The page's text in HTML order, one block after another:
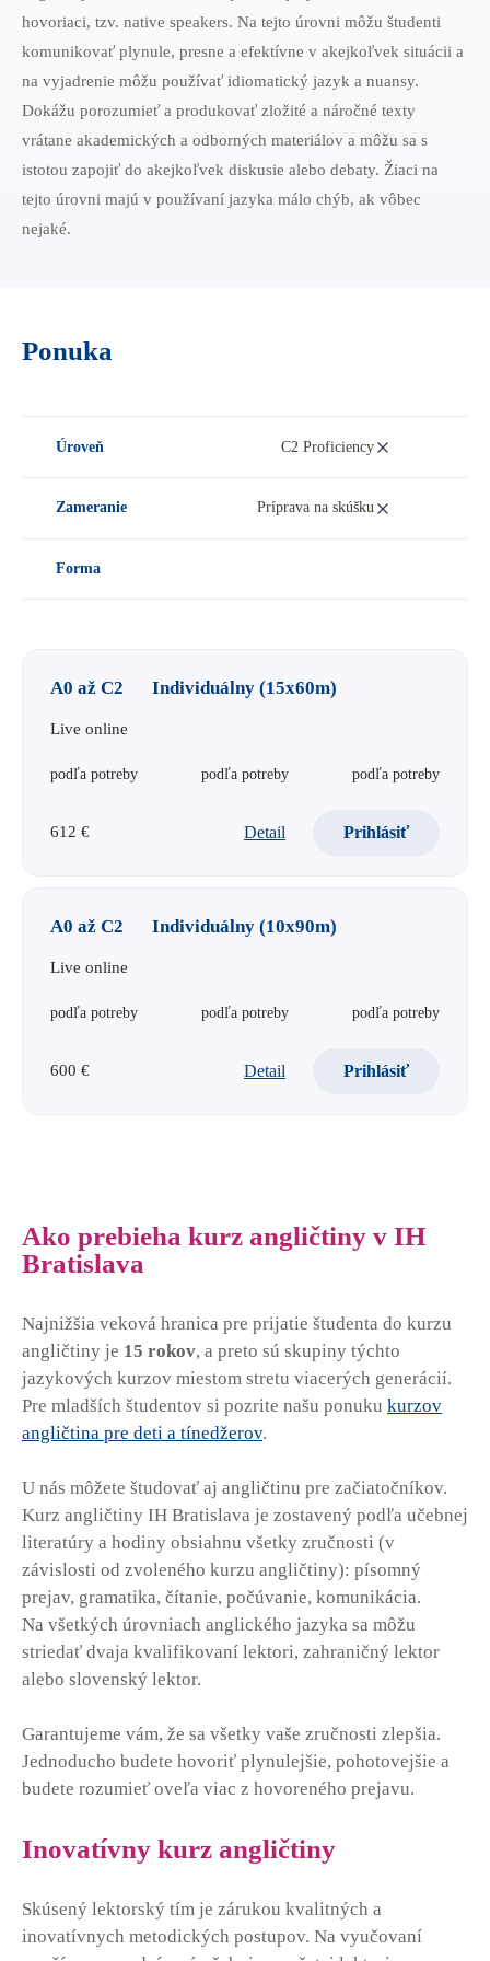
B1 Preliminary
B2 First
C1 Advanced
C2 Proficiency
Prípravné centrá
Prihláška na Start Right
Partnerské školy
Angličtina na SŠ
Pre učiteľov
CELTA kurz v Bratislave
Erasmus+ kurzy
TEPC - učenie prípravných kurzov
O nás
Blog
hovoriaci, tzv. native speakers. Na tejto úrovni môžu študenti
komunikovať plynule, presne a efektívne v akejkoľvek situácii a
na vyjadrenie môžu používať idiomatický jazyk a nuansy.
Dokážu porozumieť a produkovať zložité a náročné texty
vrátane akademických a odborných materiálov a môžu sa s
istotou zapojiť do akejkoľvek diskusie alebo debaty. Žiaci na
tejto úrovni majú v používaní jazyka málo chýb, ak vôbec
nejaké.
Ponuka
Úroveň C2 Proficiency
A0 Beginner
A2 Pre-Intermediate
C2 Proficiency
Zameranie Príprava na skúšku
Všeobecné
Právo
Medicína
Forma
E-learning
A0 až C2 Individuálny (15x60m)
Live online
podľa potreby podľa potreby podľa potreby
612 € Detail Prihlásiť
A0 až C2 Individuálny (10x90m)
Live online
podľa potreby podľa potreby podľa potreby
600 € Detail Prihlásiť
Ako prebieha kurz angličtiny v IH
Bratislava
Najnižšia veková hranica pre prijatie študenta do kurzu
angličtiny je 15 rokov, a preto sú skupiny týchto
jazykových kurzov miestom stretu viacerých generácií.
Pre mladších študentov si pozrite našu ponuku kurzov
angličtina pre deti a tínedžerov.
U nás môžete študovať aj angličtinu pre začiatočníkov.
Kurz angličtiny IH Bratislava je zostavený podľa učebnej
literatúry a hodiny obsiahnu všetky zručnosti (v
závislosti od zvoleného kurzu angličtiny): písomný
prejav, gramatika, čítanie, počúvanie, komunikácia.
Na všetkých úrovniach anglického jazyka sa môžu
striedať dvaja kvalifikovaní lektori, zahraničný lektor
alebo slovenský lektor.
Garantujeme vám, že sa všetky vaše zručnosti zlepšia.
Jednoducho budete hovoriť plynulejšie, pohotovejšie a
budete rozumieť oveľa viac z hovoreného prejavu.
Inovatívny kurz angličtiny
Skúsený lektorský tím je zárukou kvalitných a
inovatívnych metodických postupov. Na vyučovaní